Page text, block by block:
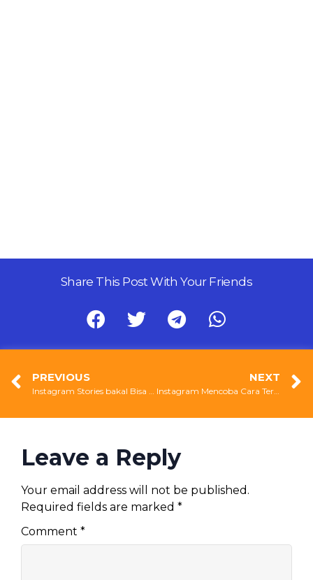
Share This Post With Your Friends
PREVIOUS
Instagram Stories bakal Bisa di-Share
NEXT
Instagram Mencoba Cara Tercepat Memulihkan Akun Instagram yang Kena Hack
Leave a Reply
Your email address will not be published.
Required fields are marked *
Comment *